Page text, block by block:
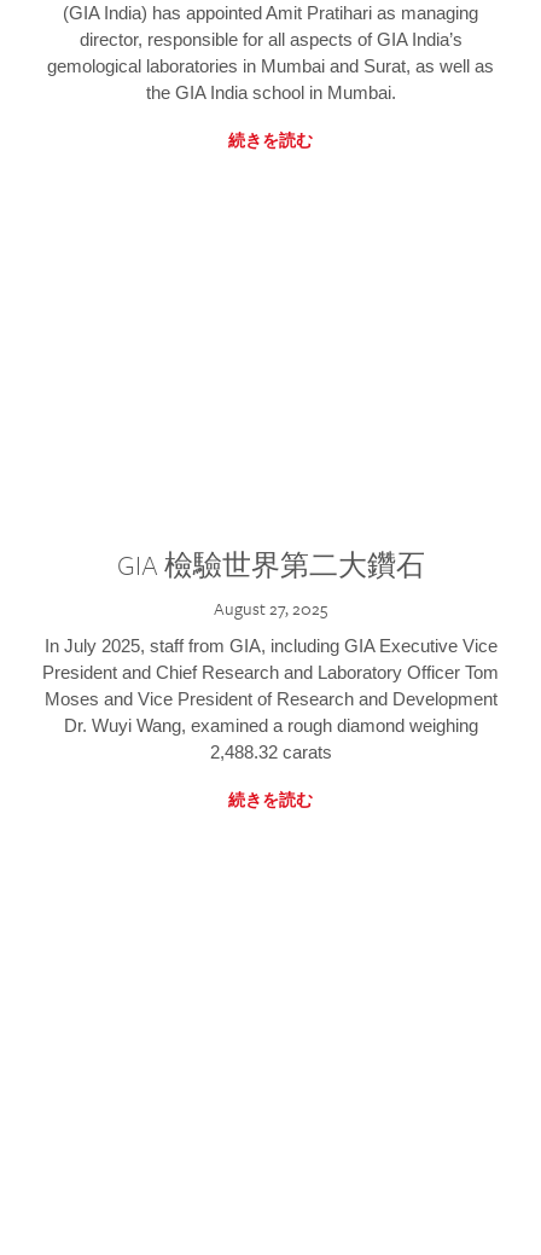
(GIA India) has appointed Amit Pratihari as managing
director, responsible for all aspects of GIA India’s
gemological laboratories in Mumbai and Surat, as well as
the GIA India school in Mumbai.
続きを読む
GIA 檢驗世界第二大鑽石
August 27, 2025
In July 2025, staff from GIA, including GIA Executive Vice
President and Chief Research and Laboratory Officer Tom
Moses and Vice President of Research and Development
Dr. Wuyi Wang, examined a rough diamond weighing
2,488.32 carats
続きを読む